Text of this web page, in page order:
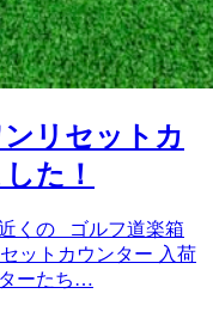
ンリセットカ
た！
くの ゴルフ道楽箱
ットカウンター 入荷
ーたち…